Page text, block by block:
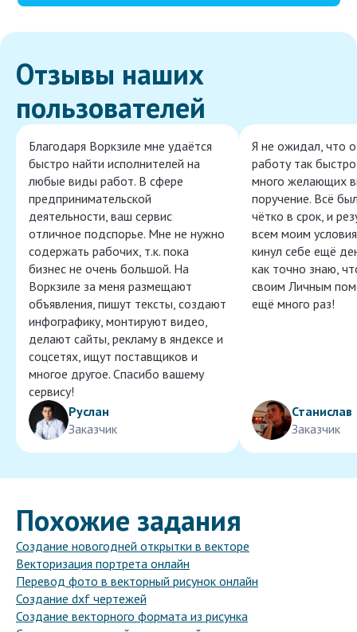
Отзывы наших
пользователей
Благодаря Воркзиле мне удаётся
быстро найти исполнителей на
любые виды работ. В сфере
предпринимательской
деятельности, ваш сервис
отличное подспорье. Мне не нужно
содержать рабочих, т.к. пока
бизнес не очень большой. На
Воркзиле за меня размещают
объявления, пишут тексты, создают
инфографику, монтируют видео,
делают сайты, рекламу в яндексе и
соцсетях, ищут поставщиков и
многое другое. Спасибо вашему
сервису!
Руслан
Заказчик
Я не ожидал, что
работу так
много желающих
поручение. Всё
чётко в срок, и
всем моим
кинул себе ещё
как точно знаю,
своим Личным
ещё много раз!
Станислав
Заказчик
Похожие задания
Создание новогодней открытки в векторе
Векторизация портрета онлайн
Перевод фото в векторный рисунок онлайн
Создание dxf чертежей
Создание векторного формата из рисунка